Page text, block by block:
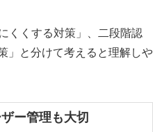
くくする対策」、二段階認
」と分けて考えると理解しや
ー管理も大切